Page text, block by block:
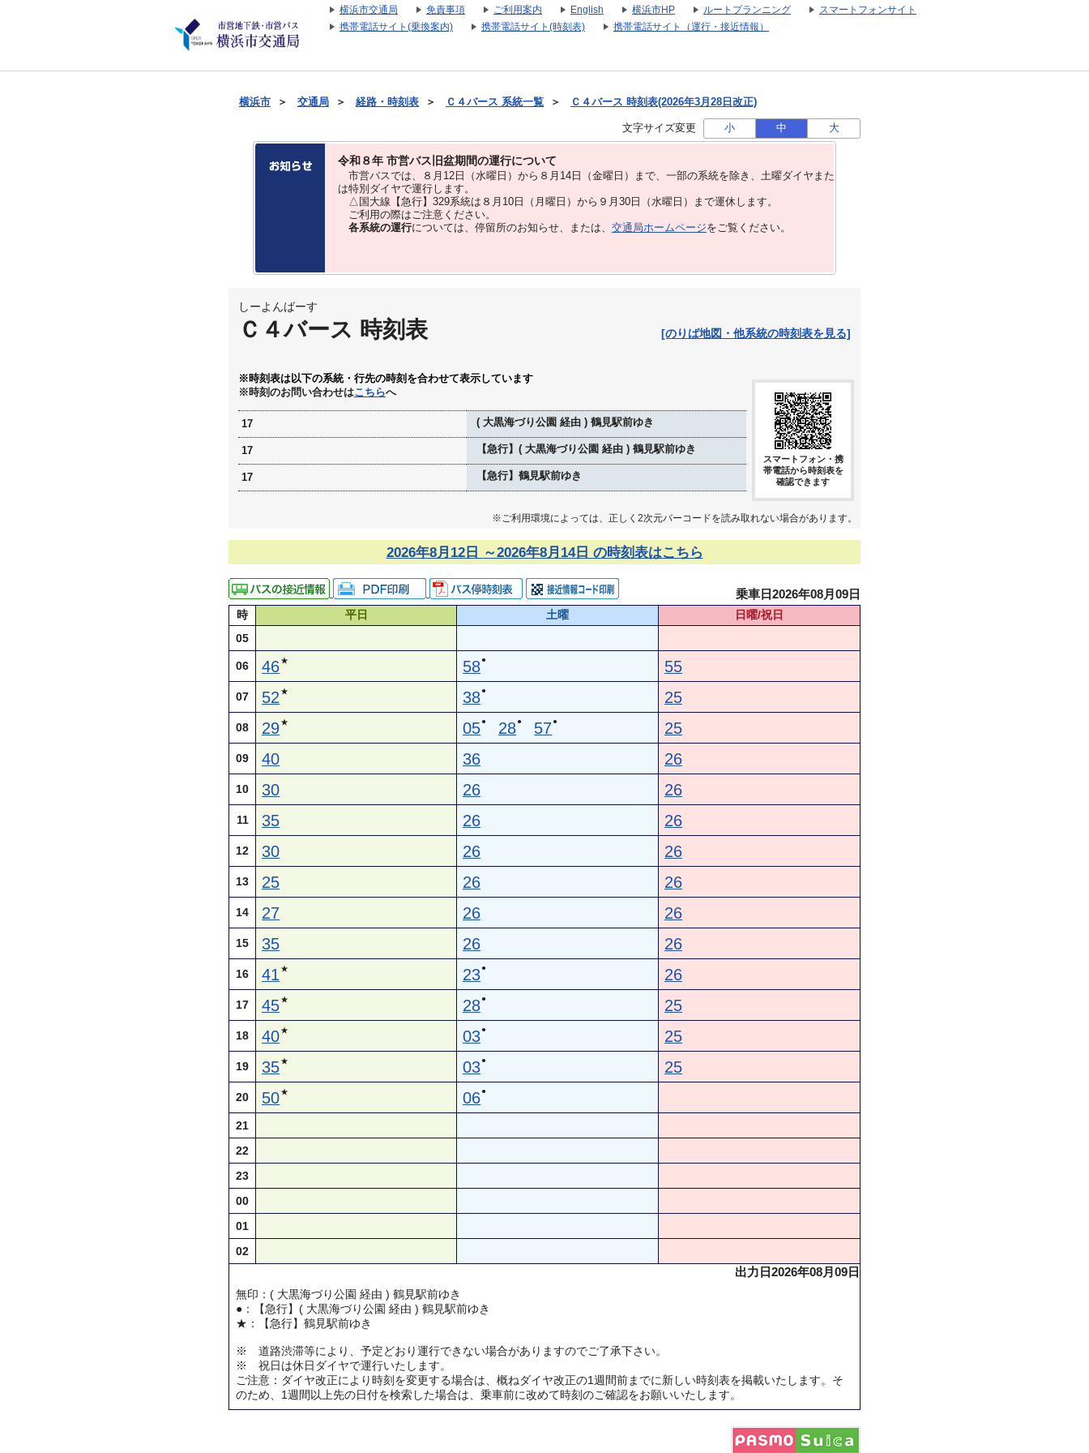
横浜市交通局 免責事項 ご利用案内 English 横浜市HP ルートプランニング
スマートフォンサイト
携帯電話サイト(乗換案内)
携帯電話サイト(時刻表) 携帯電話サイト（運行・接近情報）
横浜市 ＞ 交通局 ＞ 経路・時刻表 ＞ Ｃ４バース 系統一覧 ＞ Ｃ４バース 時刻表(2026年3月28日改正)
文字サイズ変更 小 中 大
令和８年 市営バス旧盆期間の運行について
市営バスでは、８⽉12⽇（水曜日）から８⽉14⽇（金曜日）まで、⼀部の系統を除き、⼟曜ダイヤまた
は特別ダイヤで運⾏します。
△国大線【急行】329系統は８月10日（月曜日）から９月30日（水曜日）まで運休します。
ご利用の際はご注意ください。
各系統の運行については、停留所のお知らせ、または、 交通局ホームページをご覧ください。
しーよんばーす
Ｃ４バース 時刻表 [のりば地図・他系統の時刻表を見る]
※時刻表は以下の系統・行先の時刻を合わせて表示しています
※時刻のお問い合わせはこちらへ
17 ( 大黒海づり公園 経由 ) 鶴見駅前ゆき
17 【急行】( 大黒海づり公園 経由 ) 鶴見駅前ゆき
17 【急行】鶴見駅前ゆき
スマートフォン・携
帯電話から時刻表を
確認できます
※ご利用環境によっては、正しく2次元バーコードを読み取れない場合があります。
2026年8月12日 ～2026年8月14日 の時刻表はこちら
乗車日2026年08月09日
時 平日 土曜
日曜/祝日
05
06 46★ 58● 55
07 52 ★ 38● 25
08 29★ 05● 28● 57● 25
09 40 36 26
10 30 26 26
11 35 26 26
12 30 26 26
13 25 26 26
14 27 26 26
15 35 26 26
16 41 ★ 23● 26
17 45★ 28● 25
18 40★ 03● 25
19 35★ 03● 25
20 50★ 06●
21
22
23
00
01
02
出力日2026年08月09日
無印：( 大黒海づり公園 経由 ) 鶴見駅前ゆき
●：【急行】( 大黒海づり公園 経由 ) 鶴見駅前ゆき
★：【急行】鶴見駅前ゆき
※ 道路渋滞等により、予定どおり運行できない場合がありますのでご了承下さい。
※ 祝日は休日ダイヤで運行いたします。
ご注意：ダイヤ改正により時刻を変更する場合は、概ねダイヤ改正の1週間前までに新しい時刻表を掲載いたします。そ
のため、1週間以上先の日付を検索した場合は、乗車前に改めて時刻のご確認をお願いいたします。